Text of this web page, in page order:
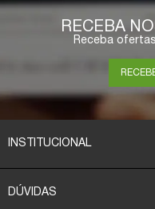
RECEBA
Receba
INSTITUCIONAL
DÚVIDAS